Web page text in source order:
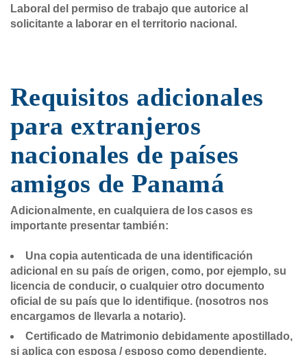
Laboral del permiso de trabajo que autorice al
solicitante a laborar en el territorio nacional.
Requisitos adicionales
para extranjeros
nacionales de países
amigos de Panamá
Adicionalmente, en cualquiera de los casos es
importante presentar también:
Una copia autenticada de una identificación
adicional en su país de origen, como, por ejemplo, su
licencia de conducir, o cualquier otro documento
oficial de su país que lo identifique. (nosotros nos
encargamos de llevarla a notario).
Certificado de Matrimonio debidamente apostillado,
si aplica con esposa / esposo como dependiente.